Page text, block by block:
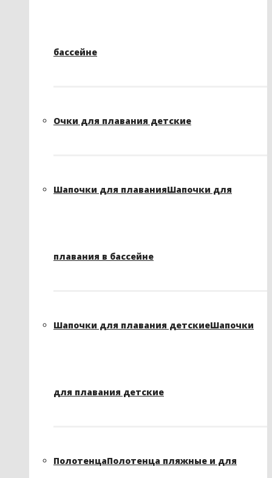
бассейне
Очки для плавания детские
Шапочки для плаванияШапочки для
плавания в бассейне
Шапочки для плавания детскиеШапочки
для плавания детские
ПолотенцаПолотенца пляжные и для